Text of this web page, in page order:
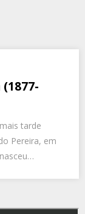
tarde
Pereira, em